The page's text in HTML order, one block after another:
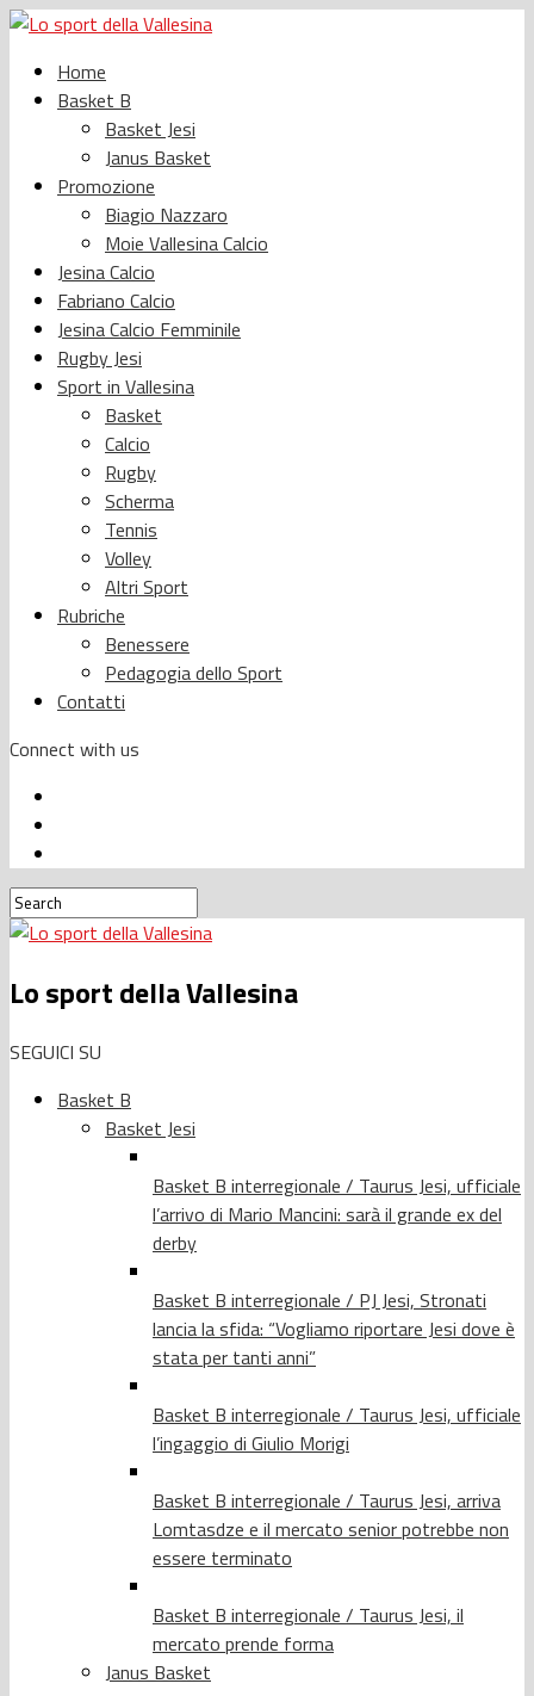
Home
Basket B
Basket Jesi
Janus Basket
Promozione
Biagio Nazzaro
Moie Vallesina Calcio
Jesina Calcio
Fabriano Calcio
Jesina Calcio Femminile
Rugby Jesi
Sport in Vallesina
Basket
Calcio
Rugby
Scherma
Tennis
Volley
Altri Sport
Rubriche
Benessere
Pedagogia dello Sport
Contatti
Connect with us
Lo sport della Vallesina
SEGUICI SU
Basket B
Basket Jesi
Basket B interregionale / Taurus Jesi, ufficiale
l’arrivo di Mario Mancini: sarà il grande ex del
derby
Basket B interregionale / PJ Jesi, Stronati
lancia la sfida: “Vogliamo riportare Jesi dove è
stata per tanti anni”
Basket B interregionale / Taurus Jesi, ufficiale
l’ingaggio di Giulio Morigi
Basket B interregionale / Taurus Jesi, arriva
Lomtasdze e il mercato senior potrebbe non
essere terminato
Basket B interregionale / Taurus Jesi, il
mercato prende forma
Janus Basket